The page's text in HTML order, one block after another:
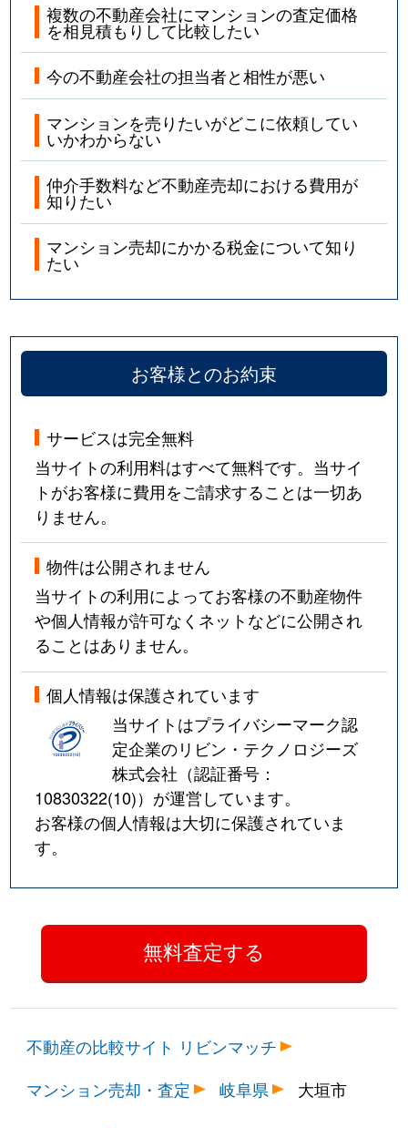
複数の不動産会社にマンションの査定価格
を相見積もりして比較したい
今の不動産会社の担当者と相性が悪い
マンションを売りたいがどこに依頼してい
いかわからない
仲介手数料など不動産売却における費用が
知りたい
マンション売却にかかる税金について知り
たい
お客様とのお約束
サービスは完全無料
当サイトの利用料はすべて無料です。当サイ
トがお客様に費用をご請求することは一切あ
りません。
物件は公開されません
当サイトの利用によってお客様の不動産物件
や個人情報が許可なくネットなどに公開され
ることはありません。
個人情報は保護されています
当サイトはプライバシーマーク認
定企業のリビン・テクノロジーズ
株式会社（認証番号：
10830322(10)）が運営しています。
お客様の個人情報は大切に保護されていま
す。
不動産の比較サイト リビンマッチ
マンション売却・査定
岐阜県 大垣市